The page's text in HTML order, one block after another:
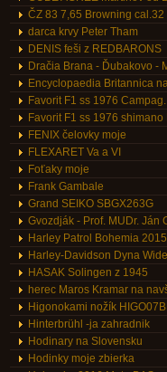
ČZ 83 7,65 Browning cal.32
darca krvy Peter Tham
DENIS feši z REDBARONS
Dračia Brana - Ďubakovo -
Encyclopaedia Britannica
Favorit F1 ss 1976 Campag.
Favorit F1 ss 1976 shimano
FENIX čelovky moje
FLEXARET Va a VI
Foťaky moje
Frank Gambale
Grand SEIKO SBGX263G
Gvozdják - Prof. MUDr. Ján
Harley Patrol Bohemia 2015
Harley-Davidson Dyna
HASAK Solingen z 1945
herec Maros Kramar na
Higonokami nožík
Hinterbrühl -ja zahradnik
Hodinary na Slovensku
Hodinky moje zbierka